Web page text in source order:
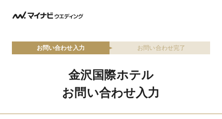
お問い合わせ入力 お問い合わせ完了
金沢国際ホテル
お問い合わせ入力